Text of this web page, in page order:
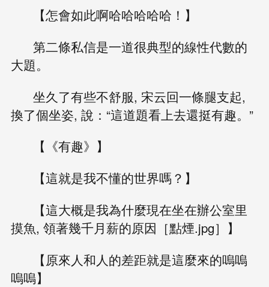
【怎會如此啊哈哈哈哈哈！】
第二條私信是一道很典型的線性代數的
大題。
坐久了有些不舒服, 宋云回一條腿支起,
換了個坐姿, 說：“這道題看上去還挺有趣。”
【《有趣》】
【這就是我不懂的世界嗎？】
【這大概是我為什麼現在坐在辦公室里
摸魚, 領著幾千月薪的原因［點煙.jpg］】
【原來人和人的差距就是這麼來的嗚嗚
嗚嗚】